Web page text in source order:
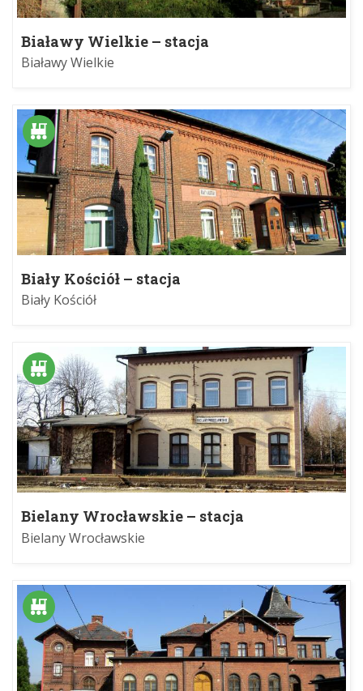
Białawy Wielkie – stacja
Białawy Wielkie
Biały Kościół – stacja
Biały Kościół
Bielany Wrocławskie – stacja
Bielany Wrocławskie